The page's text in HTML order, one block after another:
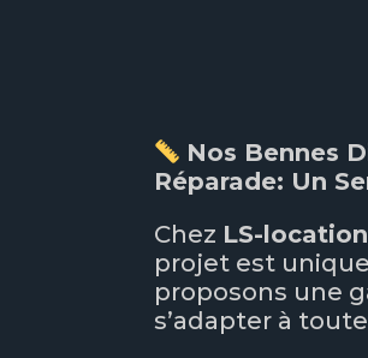
Nos Bennes
Réparade: Un
Chez LS-location
projet est
proposons une
s’adapter à